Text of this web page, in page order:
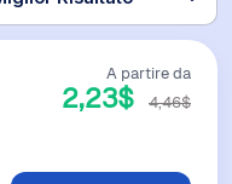
A partire da
2,23$ 4,46$